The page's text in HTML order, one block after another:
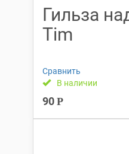
Гильза
Tim
Сравнить
В наличии
90 Р